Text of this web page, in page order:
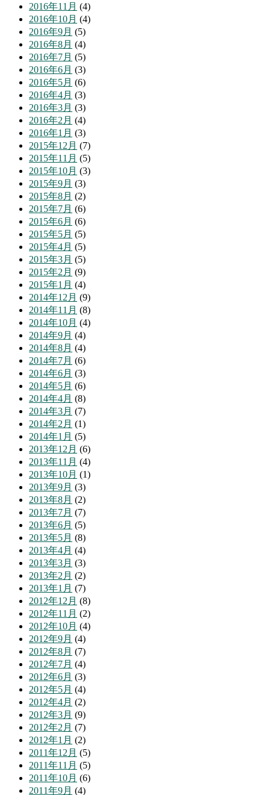
2016年11月 (4)
2016年10月 (4)
2016年9月 (5)
2016年8月 (4)
2016年7月 (5)
2016年6月 (3)
2016年5月 (6)
2016年4月 (3)
2016年3月 (3)
2016年2月 (4)
2016年1月 (3)
2015年12月 (7)
2015年11月 (5)
2015年10月 (3)
2015年9月 (3)
2015年8月 (2)
2015年7月 (6)
2015年6月 (6)
2015年5月 (5)
2015年4月 (5)
2015年3月 (5)
2015年2月 (9)
2015年1月 (4)
2014年12月 (9)
2014年11月 (8)
2014年10月 (4)
2014年9月 (4)
2014年8月 (4)
2014年7月 (6)
2014年6月 (3)
2014年5月 (6)
2014年4月 (8)
2014年3月 (7)
2014年2月 (1)
2014年1月 (5)
2013年12月 (6)
2013年11月 (4)
2013年10月 (1)
2013年9月 (3)
2013年8月 (2)
2013年7月 (7)
2013年6月 (5)
2013年5月 (8)
2013年4月 (4)
2013年3月 (3)
2013年2月 (2)
2013年1月 (7)
2012年12月 (8)
2012年11月 (2)
2012年10月 (4)
2012年9月 (4)
2012年8月 (7)
2012年7月 (4)
2012年6月 (3)
2012年5月 (4)
2012年4月 (2)
2012年3月 (9)
2012年2月 (7)
2012年1月 (2)
2011年12月 (5)
2011年11月 (5)
2011年10月 (6)
2011年9月 (4)